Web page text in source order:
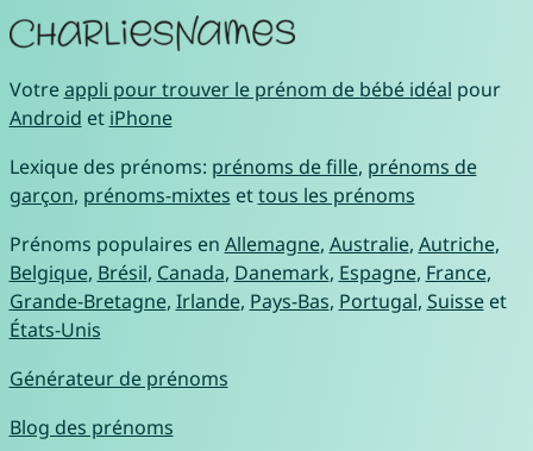
Votreappli pour trouver le prénom de bébé idéal pour
Android et iPhone
Lexique des prénoms: prénoms de fille, prénoms de
garçon, prénoms-mixtes ettous les prénoms
Prénoms populaires en Allemagne, Australie, Autriche,
Belgique, Brésil, Canada, Danemark, Espagne, France,
Grande-Bretagne, Irlande, Pays-Bas, Portugal, Suisseet
États-Unis
Générateur de prénoms
Blog des prénoms